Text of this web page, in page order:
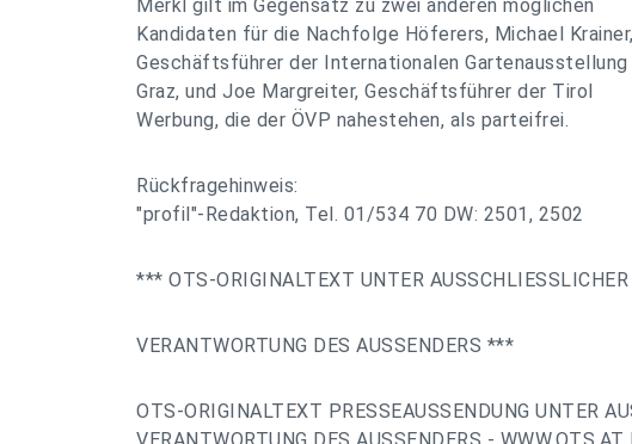
Merkl gilt im Gegensatz zu zwei anderen möglichen
Kandidaten für die Nachfolge Höferers, Michael Krainer,
Geschäftsführer der Internationalen Gartenausstellung
Graz, und Joe Margreiter, Geschäftsführer der Tirol
Werbung, die der ÖVP nahestehen, als parteifrei.
Rückfragehinweis:
"profil"-Redaktion, Tel. 01/534 70 DW: 2501, 2502
*** OTS-ORIGINALTEXT UNTER
VERANTWORTUNG DES AUSSENDERS ***
OTS-ORIGINALTEXT PRESSEAUSSENDUNG UNTER